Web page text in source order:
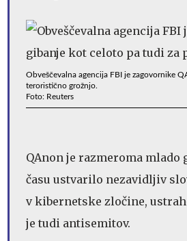
Obveščevalna agencija FBI je zagovornike
teroristično grožnjo.
Foto: Reuters
QAnon je razmeroma mlado
času ustvarilo nezavidljiv
v kibernetske zločine,
je tudi antisemitov.